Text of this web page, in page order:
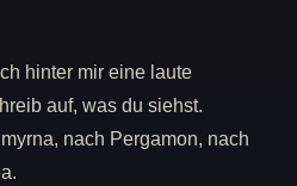
hinter mir eine laute
auf, was du siehst.
nach Pergamon, nach